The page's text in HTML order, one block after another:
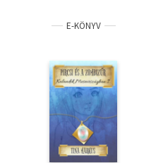
E-KÖNYV